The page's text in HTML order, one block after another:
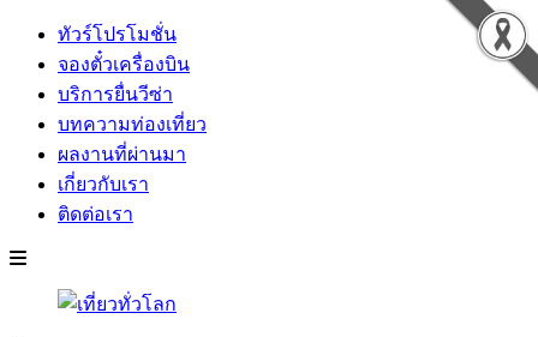
ทัวร์โปรโมชั่น
จองตั๋วเครื่องบิน
บริการยื่นวีซ่า
บทความท่องเที่ยว
ผลงานที่ผ่านมา
เกี่ยวกับเรา
ติดต่อเรา